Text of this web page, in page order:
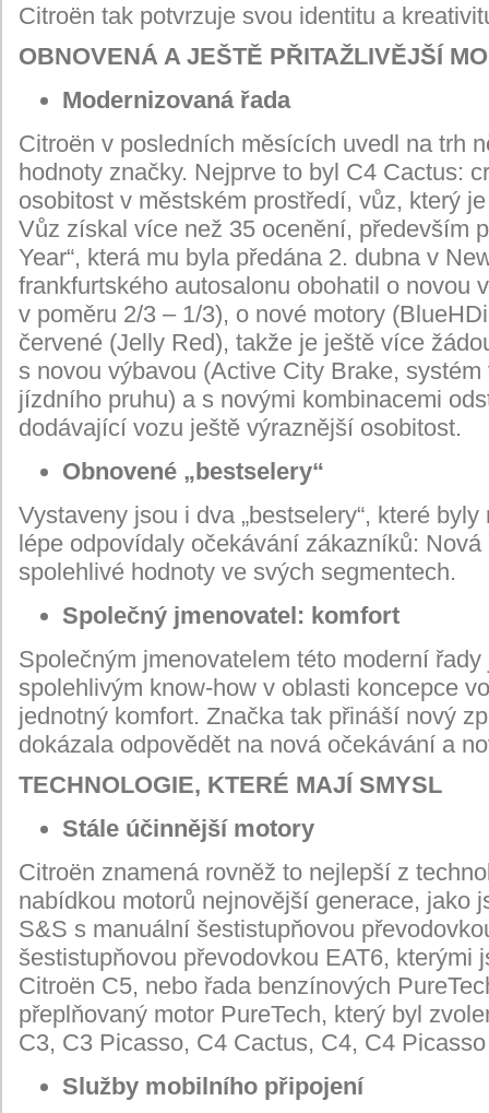
Citroën tak potvrzuje svou identitu a
OBNOVENÁ A JEŠTĚ PŘITAŽLIVĚJŠÍ
Modernizovaná řada
Citroën v posledních měsících uvedl na trh
hodnoty značky. Nejprve to byl C4 Cactus:
osobitost v městském prostředí, vůz, který
Vůz získal více než 35 ocenění, především
Year“, která mu byla předána 2. dubna v
frankfurtského autosalonu obohatil o novou
v poměru 2/3 – 1/3), o nové motory
červené (Jelly Red), takže je ještě více
s novou výbavou (Active City Brake,
jízdního pruhu) a s novými kombinacemi
dodávající vozu ještě výraznější osobitost.
Obnovené „bestselery“
Vystaveny jsou i dva „bestselery“, které
lépe odpovídaly očekávání zákazníků:
spolehlivé hodnoty ve svých segmentech.
Společný jmenovatel: komfort
Společným jmenovatelem této moderní
spolehlivým know-how v oblasti koncepce
jednotný komfort. Značka tak přináší nový
dokázala odpovědět na nová očekávání a
TECHNOLOGIE, KTERÉ MAJÍ SMYSL
Stále účinnější motory
Citroën znamená rovněž to nejlepší z
nabídkou motorů nejnovější generace, jako
S&S s manuální šestistupňovou
šestistupňovou převodovkou EAT6, kterými
Citroën C5, nebo řada benzínových
přeplňovaný motor PureTech, který byl
C3, C3 Picasso, C4 Cactus, C4, C4
Služby mobilního připojení